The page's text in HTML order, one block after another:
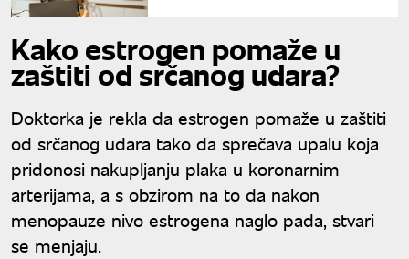
Kako estrogen pomaže u
zaštiti od srčanog udara?
Doktorka je rekla da estrogen pomaže u zaštiti
od srčanog udara tako da sprečava upalu koja
pridonosi nakupljanju plaka u koronarnim
arterijama, a s obzirom na to da nakon
menopauze nivo estrogena naglo pada, stvari
se menjaju.